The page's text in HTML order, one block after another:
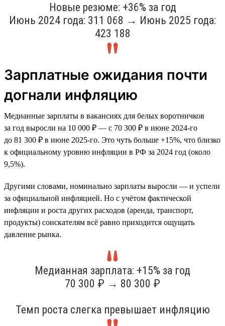
Новые резюме: +36% за год
Июнь 2024 года: 311 068 → Июнь 2025 года:
423 188
Зарплатные ожидания почти
догнали инфляцию
Медианные зарплаты в вакансиях для белых воротничков
за год выросли на 10 000 ₽ — с 70 300 ₽ в июне 2024-го
до 81 300 ₽ в июне 2025-го. Это чуть больше +15%, что близко
к официальному уровню инфляции в РФ за 2024 год (около
9,5%).
Другими словами, номинально зарплаты выросли — и успели
за официальной инфляцией. Но с учётом фактической
инфляции и роста других расходов (аренда, транспорт,
продукты) соискателям всё равно приходится ощущать
давление рынка.
Медианная зарплата: +15% за год
70 300 ₽ → 80 300 ₽
Темп роста слегка превышает инфляцию